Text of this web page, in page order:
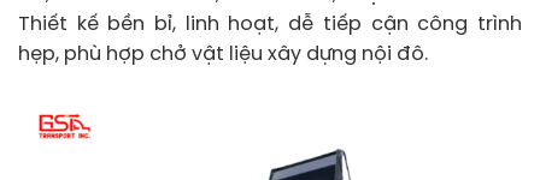
Thiết kế bền bỉ, linh hoạt, dễ tiếp cận công trình
hẹp, phù hợp chở vật liệu xây dựng nội đô.